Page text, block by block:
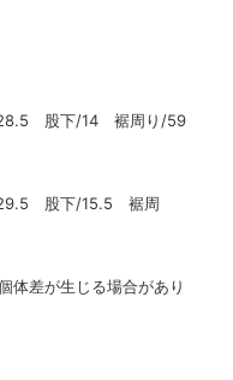
股下/14 裾周り/59
股下/15.5 裾周
体差が生じる場合があり